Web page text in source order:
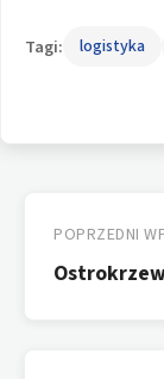
Tagi: logistyka
wpisu
POPRZEDNI